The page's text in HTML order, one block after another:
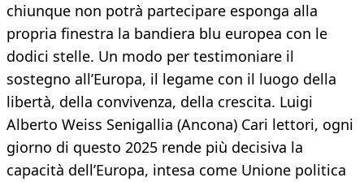
chiunque non potrà partecipare esponga alla
propria finestra la bandiera blu europea con le
dodici stelle. Un modo per testimoniare il
sostegno all’Europa, il legame con il luogo della
libertà, della convivenza, della crescita. Luigi
Alberto Weiss Senigallia (Ancona) Cari lettori, ogni
giorno di questo 2025 rende più decisiva la
capacità dell’Europa, intesa come Unione politica